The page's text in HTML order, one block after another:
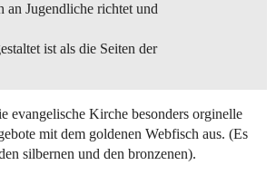
an Jugendliche richtet und
ist als die Seiten der
evangelische Kirche besonders orginelle
mit dem goldenen Webfisch aus. (Es
silbernen und den bronzenen).